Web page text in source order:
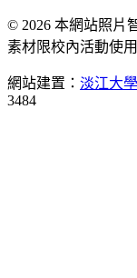
© 2026 本網站照片
素材限校內活動使
網站建置： 淡江大學
3484